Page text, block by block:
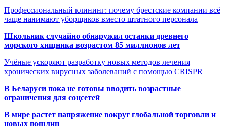
Профессиональный клининг: почему брестские компании всё
чаще нанимают уборщиков вместо штатного персонала
Школьник случайно обнаружил останки древнего
морского хищника возрастом 85 миллионов лет
Учёные ускоряют разработку новых методов лечения
хронических вирусных заболеваний с помощью CRISPR
В Беларуси пока не готовы вводить возрастные
ограничения для соцсетей
В мире растет напряжение вокруг глобальной торговли и
новых пошлин